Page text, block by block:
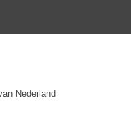
Nederland